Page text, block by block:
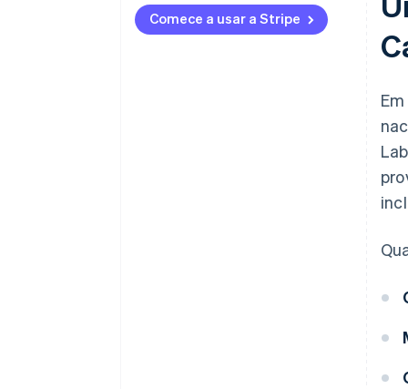
Obrigações para declaração
Comece a usar a Stripe